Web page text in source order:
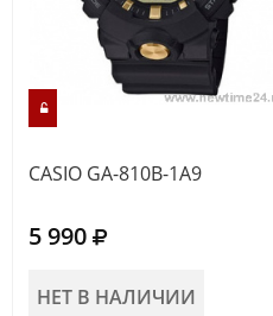
CASIO GA-810B-1A9
5 990
НЕТ В НАЛИЧИИ